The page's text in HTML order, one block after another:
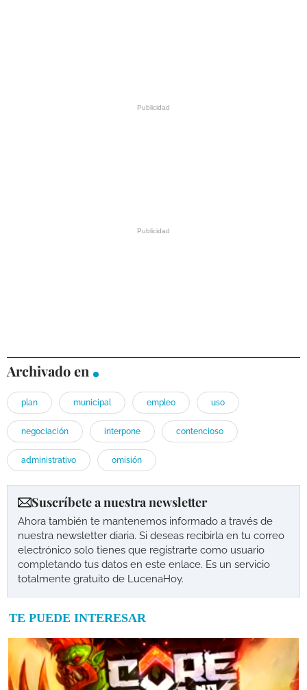
Archivado en
plan municipal empleo uso
negociación interpone contencioso
administrativo omisión
Suscríbete a nuestra newsletter
Ahora también te mantenemos informado a través de
nuestra newsletter diaria. Si deseas recibirla en tu correo
electrónico solo tienes que registrarte como usuario
completando tus datos en este enlace. Es un servicio
totalmente gratuito de LucenaHoy.
TE PUEDE INTERESAR